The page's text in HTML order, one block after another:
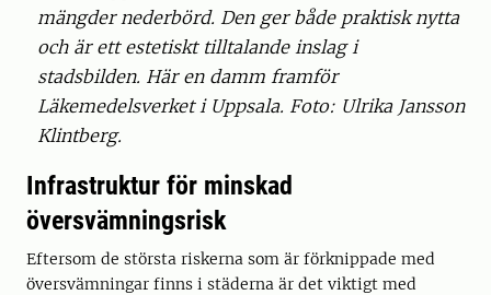
mängder nederbörd. Den ger både praktisk nytta
och är ett estetiskt tilltalande inslag i
stadsbilden. Här en damm framför
Läkemedelsverket i Uppsala. Foto: Ulrika Jansson
Klintberg.
Infrastruktur för minskad
översvämningsrisk
Eftersom de största riskerna som är förknippade med
översvämningar finns i städerna är det viktigt med